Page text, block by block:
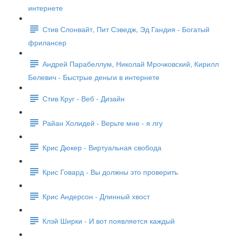
интернете
Стив Слонвайт, Пит Сэведж, Эд Гандия - Богатый
фрилансер
Андрей Парабеллум, Николай Мрочковский, Кирилл
Белевич - Быстрые деньги в интернете
Стив Круг - Веб - Дизайн
Райан Холидей - Верьте мне - я лгу
Крис Дюкер - Виртуальная свобода
Крис Говард - Вы должны это проверить
Крис Андерсон - Длинный хвост
Клэй Ширки - И вот появляется каждый